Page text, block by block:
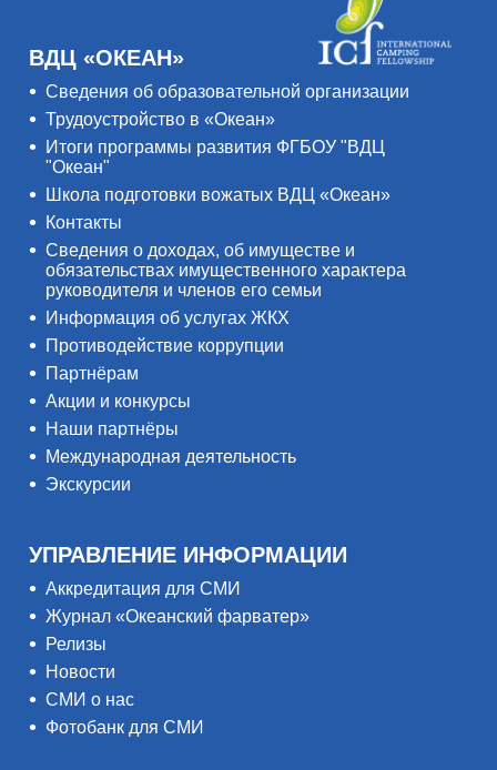
ВДЦ «ОКЕАН»
Сведения об образовательной организации
Трудоустройство в «Океан»
Итоги программы развития ФГБОУ "ВДЦ
"Океан"
Школа подготовки вожатых ВДЦ «Океан»
Контакты
Сведения о доходах, об имуществе и
обязательствах имущественного характера
руководителя и членов его семьи
Информация об услугах ЖКХ
Противодействие коррупции
Партнёрам
Акции и конкурсы
Наши партнёры
Международная деятельность
Экскурсии
УПРАВЛЕНИЕ ИНФОРМАЦИИ
Аккредитация для СМИ
Журнал «Океанский фарватер»
Релизы
Новости
СМИ о нас
Фотобанк для СМИ